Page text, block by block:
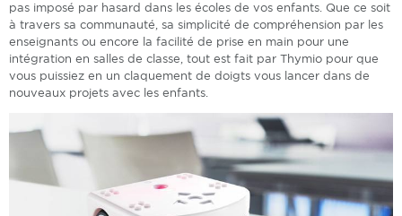
pas imposé par hasard dans les écoles de vos enfants. Que ce soit
à travers sa communauté, sa simplicité de compréhension par les
enseignants ou encore la facilité de prise en main pour une
intégration en salles de classe, tout est fait par Thymio pour que
vous puissiez en un claquement de doigts vous lancer dans de
nouveaux projets avec les enfants.